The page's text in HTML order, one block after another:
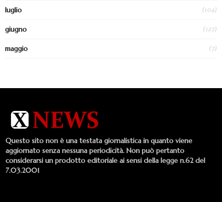
luglio (104)
giugno (127)
maggio (7)
Questo sito non è una testata giornalistica in quanto viene
aggiornato senza nessuna periodicità. Non può pertanto
considerarsi un prodotto editoriale ai sensi della legge n.62 del
7.03.2001